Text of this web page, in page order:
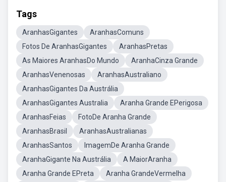
Tags
AranhasGigantes
AranhasComuns
Fotos De AranhasGigantes
AranhasPretas
As Maiores AranhasDo Mundo
AranhaCinza Grande
AranhasVenenosas
AranhasAustraliano
AranhasGigantes Da Austrália
AranhasGigantes Australia
Aranha Grande EPerigosa
AranhasFeias
FotoDe Aranha Grande
AranhasBrasil
AranhasAustralianas
AranhasSantos
ImagemDe Aranha Grande
AranhaGigante Na Austrália
A MaiorAranha
Aranha Grande EPreta
Aranha GrandeVermelha